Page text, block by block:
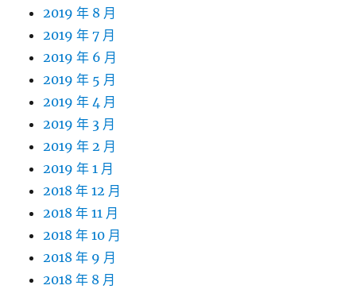
2019 年 8 月
2019 年 7 月
2019 年 6 月
2019 年 5 月
2019 年 4 月
2019 年 3 月
2019 年 2 月
2019 年 1 月
2018 年 12 月
2018 年 11 月
2018 年 10 月
2018 年 9 月
2018 年 8 月